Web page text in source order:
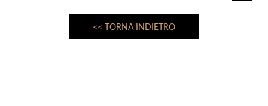
<< TORNA INDIETRO